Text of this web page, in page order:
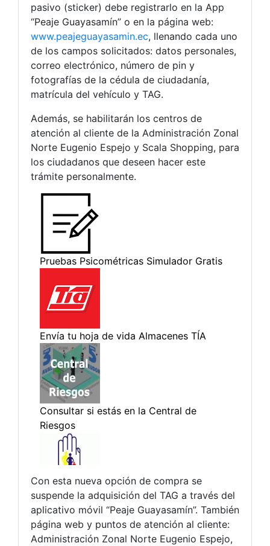
pasivo (sticker) debe registrarlo en la App
“Peaje Guayasamín” o en la página web:
www.peajeguayasamin.ec, llenando cada uno
de los campos solicitados: datos personales,
correo electrónico, número de pin y
fotografías de la cédula de ciudadanía,
matrícula del vehículo y TAG.
Además, se habilitarán los centros de
atención al cliente de la Administración Zonal
Norte Eugenio Espejo y Scala Shopping, para
los ciudadanos que deseen hacer este
trámite personalmente.
Con esta nueva opción de compra se
suspende la adquisición del TAG a través del
aplicativo móvil “Peaje Guayasamín”. También
página web y puntos de atención al cliente:
Administración Zonal Norte Eugenio Espejo,